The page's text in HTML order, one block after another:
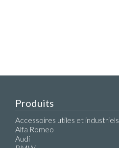
Produits
Accessoires utiles et industriels
Alfa Romeo
Audi